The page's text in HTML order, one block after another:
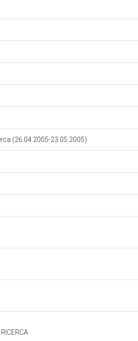
(26.04.2005-23.05.2005)